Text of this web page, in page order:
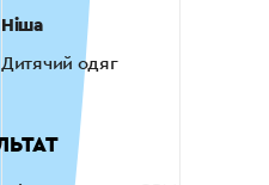
Ніша
Дитячий одяг